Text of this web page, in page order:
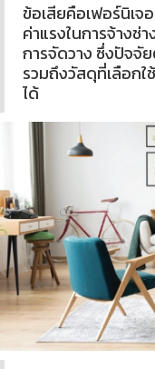
ข้อเสียคือเฟอร์นิเจ
ค่าแรงในการจ้าง
การจัดวาง ซึ่งปัจจั
รวมถึงวัสดุที่เลือก
ได้